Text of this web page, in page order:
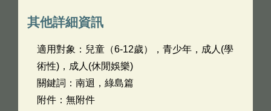
其他詳細資訊
適用對象：兒童（6-12歲），青少年，成人(學
術性)，成人(休閒娛樂)
關鍵詞：南迴，綠島篇
附件：無附件